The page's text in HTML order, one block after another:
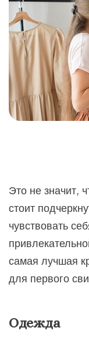
Это не значит,
стоит
чувствовать
самая лучшая
для первого
Одежда